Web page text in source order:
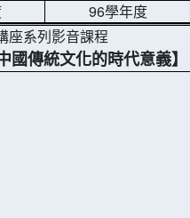
96學年度
座系列影音課程
國傳統文化的時代意義】